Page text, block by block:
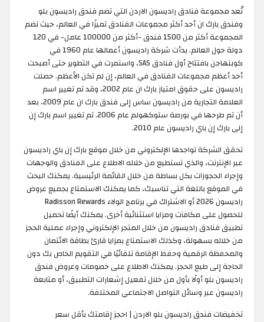
تُعد مجموعة فنادق راديسون الاردن التي تضم فندق راديسون بلو
وفندق بارك ان أحد أكثر مجموعات الفنادق تميزًا في العالم، حيث تضم
المجموعة أكثر من 1500 فندق -أكثر من 100000 عامل- في 120
دولة حول العالم. بدأت شركة راديسون أعمالها عام 1960 في
كوبنهاجن بافتتاح أول فنادق SAS، واستمرت في التطوير حتى أصبحت
أحد أعظم مجموعات الفنادق في العالم، إن لم تكن الأعظم. حصلت
راديسون على حقوق امتياز بارك ان عام 2002، وقد تم تغيير اسم
العلامة التجارية من راديسون ساس إلى فندق بارك ان عام 2009، بعد
أن تم طرحها في بورصة ستوكهولم عام 2006. تم تغيير اسم بارك إن
إلى بارك إن باي راديسون عام 2010.
تحقق الشركة تواجدها الإلكتروني من خلال موقع بارك إن باي راديسون
عبر الإنترنت، والذي تستطيع من خلاله الاطلاع على الفنادق والوجهات
وإجراء الحجوزات بكل بساطة من خلال القائمة الرئيسية. يمكنك البحث
في الموقع باللغة التي تناسبك، كما يمكنك الاستمتاع بجميع عروض
راديسون 2026 أو الاشتراك في برنامج الولاء Radisson Rewards
للحصول على مكافآت ومزايا استثنائية أخرى. يمكنك أيضًا تحميل
تطبيق فنادق راديسون من خلال المتجر الإلكتروني وإجراء عملية الحجز
من خلاله بسهولة، وكذلك الاستمتاع بمزايا قارئ بطاقة الائتمان
والمحفظة الرقمية وحفظ الإقامة تلقائيًا في التقويم الخاص بك دون
الحاجة إلى طبع الحجز. يمكنك الاطلاع على خصومات وعروض فندق
راديسون بلو أولًا بأول من خلال تفعيل إشعارات التطبيق، أو متابعة
راديسون عبر وسائل التواصل الاجتماعي المختلفة.
تخفيضات فندق راديسون بلو الاردن | احجز إقامتك بأقل سعر